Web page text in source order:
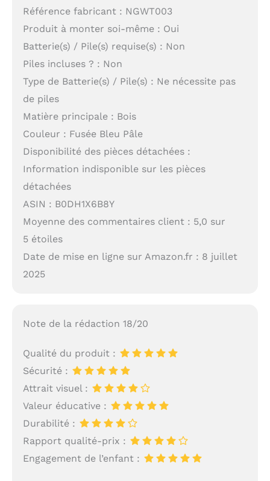
Référence fabricant : NGWT003
Produit à monter soi-même : Oui
Batterie(s) / Pile(s) requise(s) : Non
Piles incluses ? : Non
Type de Batterie(s) / Pile(s) : Ne nécessite pas
de piles
Matière principale : Bois
Couleur : Fusée Bleu Pâle
Disponibilité des pièces détachées :
Information indisponible sur les pièces
détachées
ASIN : B0DH1X6B8Y
Moyenne des commentaires client : 5,0 sur
5 étoiles
Date de mise en ligne sur Amazon.fr : 8 juillet
2025
Note de la rédaction 18/20
Qualité du produit :
Sécurité :
Attrait visuel :
Valeur éducative :
Durabilité :
Rapport qualité-prix :
Engagement de l’enfant :